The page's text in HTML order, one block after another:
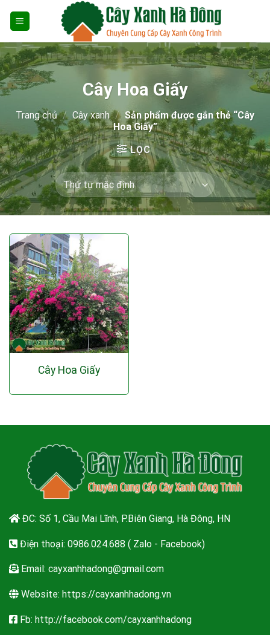
Cây Hoa Giấy
Trang chủ / Cây xanh / Sản phẩm được gắn thẻ “Cây
Hoa Giấy”
LỌC
Cây Hoa Giấy
ĐC: Số 1, Cầu Mai Lĩnh, P.Biên Giang, Hà Đông, HN
Điện thoại: 0986.024.688 ( Zalo - Facebook)
Email: cayxanhhadong@gmail.com
Website: https://cayxanhhadong.vn
Fb: http://facebook.com/cayxanhhadong